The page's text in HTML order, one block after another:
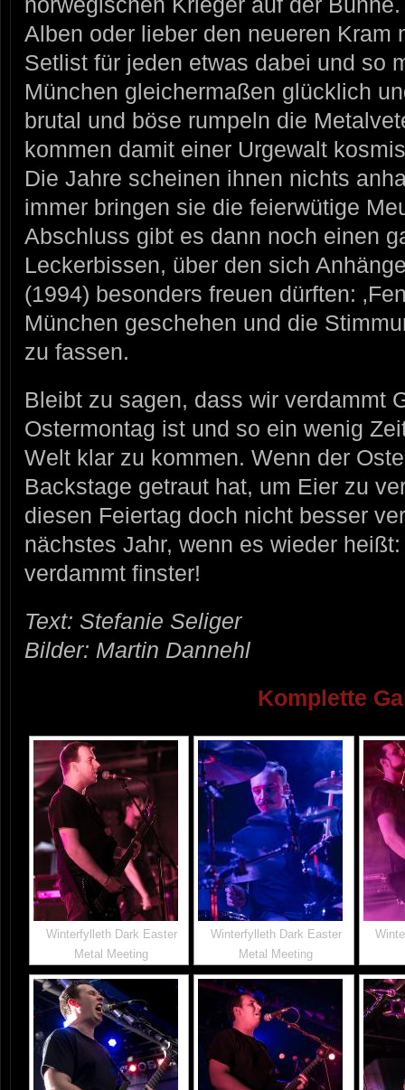
Alben oder lieber den neueren Kram
Setlist für jeden etwas dabei und so
München gleichermaßen glücklich
brutal und böse rumpeln die
kommen damit einer Urgewalt
Die Jahre scheinen ihnen nichts
immer bringen sie die feierwütige
Abschluss gibt es dann noch einen
Leckerbissen, über den sich
(1994) besonders freuen dürften:
München geschehen und die
zu fassen.
Bleibt zu sagen, dass wir verdammt
Ostermontag ist und so ein wenig
Welt klar zu kommen. Wenn der
Backstage getraut hat, um Eier zu
diesen Feiertag doch nicht besser
nächstes Jahr, wenn es wieder
verdammt finster!
Text: Stefanie Seliger
Bilder: Martin Dannehl
Komplette
Winterfylleth Dark Easter
Metal Meeting
Winterfylleth Dark Easter
Metal Meeting